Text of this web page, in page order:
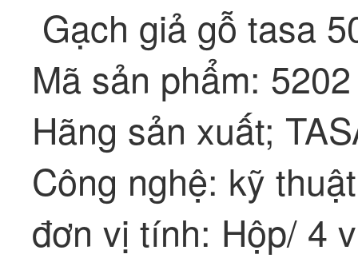
Gạch giả gỗ tasa
Mã sản phẩm: 5202
Hãng sản xuất;
Công nghệ: kỹ
đơn vị tính: Hộp/ 4